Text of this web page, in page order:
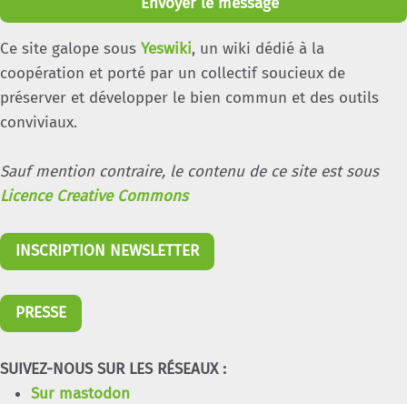
Ce site galope sous Yeswiki, un wiki dédié à la
coopération et porté par un collectif soucieux de
préserver et développer le bien commun et des outils
conviviaux.
Sauf mention contraire, le contenu de ce site est sous
Licence Creative Commons
INSCRIPTION NEWSLETTER
PRESSE
SUIVEZ-NOUS SUR LES RÉSEAUX :
Sur mastodon